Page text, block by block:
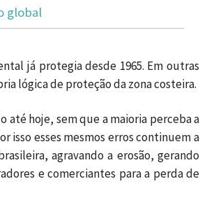
global
já protegia desde 1965. Em outras
lógica de proteção da zona costeira.
até hoje, sem que a maioria perceba a
isso esses mesmos erros continuem a
agravando a erosão, gerando
e comerciantes para a perda de